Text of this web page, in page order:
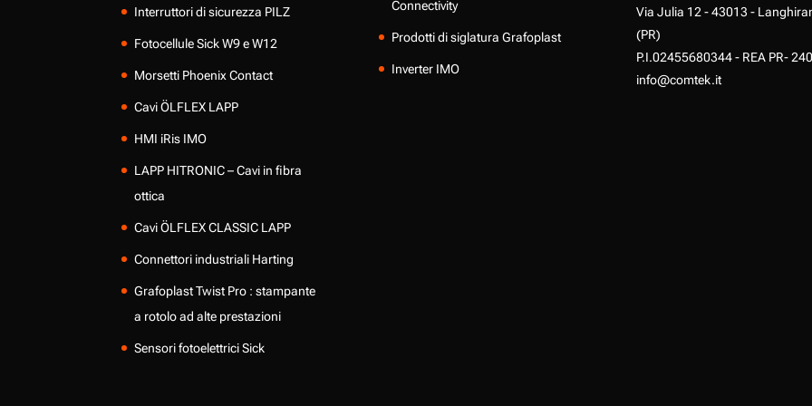
Interruttori di sicurezza PILZ
Fotocellule Sick W9 e W12
Morsetti Phoenix Contact
Cavi ÖLFLEX LAPP
HMI iRis IMO
LAPP HITRONIC – Cavi in fibra
ottica
Cavi ÖLFLEX CLASSIC LAPP
Connettori industriali Harting
Grafoplast Twist Pro : stampante
a rotolo ad alte prestazioni
Sensori fotoelettrici Sick
Connectivity
Prodotti di siglatura Grafoplast
Inverter IMO
Via Julia 12 - 43013 -
(PR)
P.I.02455680344 - REA PR-
info@comtek.it